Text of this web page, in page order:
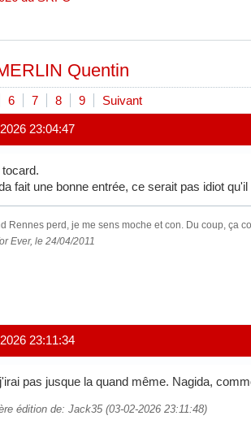
Quentin
6 7 8 9 Suivant
23:04:47
fait une bonne entrée, ce serait pas idiot
Rennes perd, je me sens moche et con. Du coup, ça
Ever, le 24/04/2011
23:11:34
pas jusque la quand même. Nagida,
édition de: Jack35 (03-02-2026 23:11:48)